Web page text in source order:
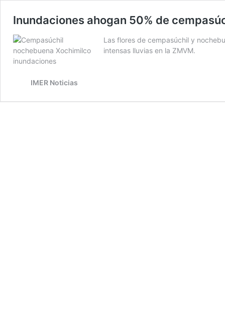
Inundaciones ahogan 50% de
Las flores de cempasúchil y
intensas lluvias en la ZMVM.
IMER Noticias